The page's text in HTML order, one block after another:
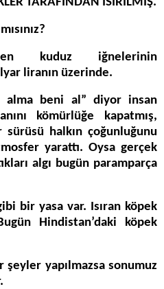
kuduz iğnelerinin
liranın üzerinde.
alma beni al” diyor insan
kömürlüğe kapatmış,
sürüsü halkın çoğunluğunu
yarattı. Oysa gerçek
algı bugün paramparça
bir yasa var. Isıran köpek
Hindistan’daki köpek
şeyler yapılmazsa sonumuz